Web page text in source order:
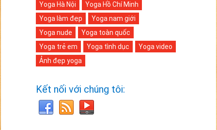
Yoga Hà Nội
Yoga Hồ Chí Minh
Yoga làm đẹp
Yoga nam giới
Yoga nude
Yoga toàn quốc
Yoga trẻ em
Yoga tình dục
Yoga video
Ảnh đẹp yoga
Kết nối với chúng tôi: